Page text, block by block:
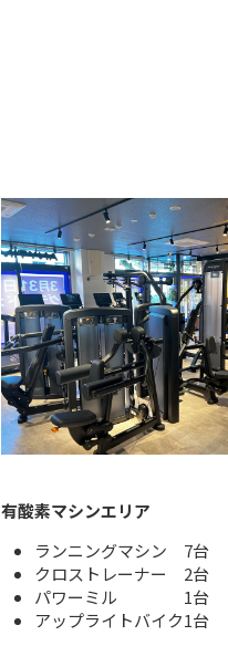
有酸素マシンエリア
ランニングマシン 7台
クロストレーナー 2台
パワーミル 1台
アップライトバイク1台